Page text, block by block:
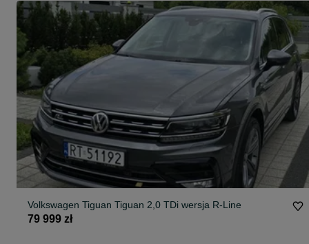
Volkswagen Tiguan Tiguan 2,0 TDi wersja R-Line
79 999 zł